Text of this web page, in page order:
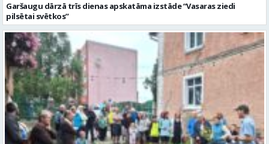
Garšaugu dārzā trīs dienas apskatāma izstāde “Vasaras ziedi
pilsētai svētkos”